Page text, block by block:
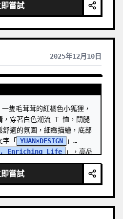
嘗試
2025年12月10日
隻毛茸茸的紅橘色小狐狸，
，穿著白色潮流 T 恤，闊腿
舒適的氛圍，細緻描繪，底部
字「
YUAN×DESIGN
」
Enriching Life
」，高品
嘗試